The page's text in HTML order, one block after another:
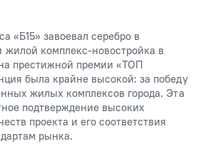
«Б15» завоевал серебро в
комплекс-новостройка в
престижной премии «ТОП
была крайне высокой: за победу
жилых комплексов города. Эта
подтверждение высоких
проекта и его соответствия
рынка.